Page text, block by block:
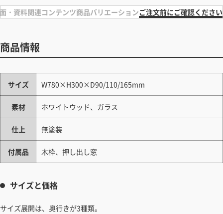
・資料関連コンテンツ商品バリエーションご注文前にご確認ください
商品情報
サイズ W780×H300×D90/110/165mm
素材 ホワイトウッド、ガラス
仕上 無塗装
付属品 木枠、押し出し窓
サイズと価格
サイズ展開は、奥行きが3種類。